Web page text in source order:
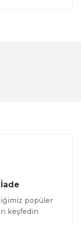
popüler
keşfedin